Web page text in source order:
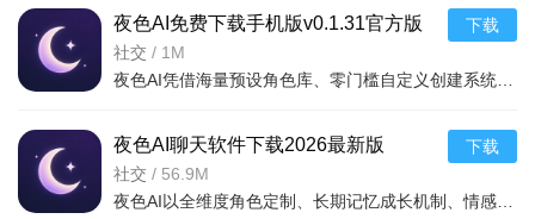
夜色AI免费下载手机版v0.1.31官方版
社交 / 1M
下载
夜色AI聊天软件下载2026最新版
v0.1.31官方版
社交 / 56.9M
下载